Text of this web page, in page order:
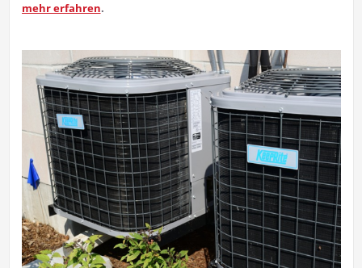
mehr erfahren.